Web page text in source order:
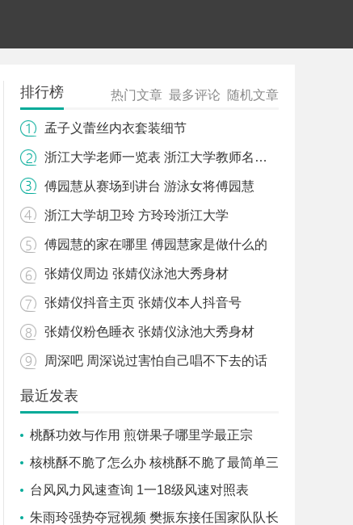
排行榜 热门文章 最多评论 随机文章
孟子义蕾丝内衣套装细节
浙江大学老师一览表 浙江大学教师名单查询
傅园慧从赛场到讲台 游泳女将傅园慧
浙江大学胡卫玲 方玲玲浙江大学
傅园慧的家在哪里 傅园慧家是做什么的
张婧仪周边 张婧仪泳池大秀身材
张婧仪抖音主页 张婧仪本人抖音号
张婧仪粉色睡衣 张婧仪泳池大秀身材
周深吧 周深说过害怕自己唱不下去的话
最近发表
桃酥功效与作用 煎饼果子哪里学最正宗
核桃酥不脆了怎么办 核桃酥不脆了最简单三
个步骤
台风风力风速查询 1一18级风速对照表
朱雨玲强势夺冠视频 樊振东接任国家队队长